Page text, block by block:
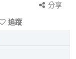
分享
追蹤